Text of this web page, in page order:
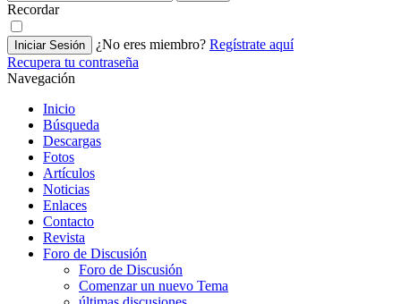
Recordar
Iniciar Sesión ¿No eres miembro? Regístrate aquí
Recupera tu contraseña
Navegación
Inicio
Búsqueda
Descargas
Fotos
Artículos
Noticias
Enlaces
Contacto
Revista
Foro de Discusión
Foro de Discusión
Comenzar un nuevo Tema